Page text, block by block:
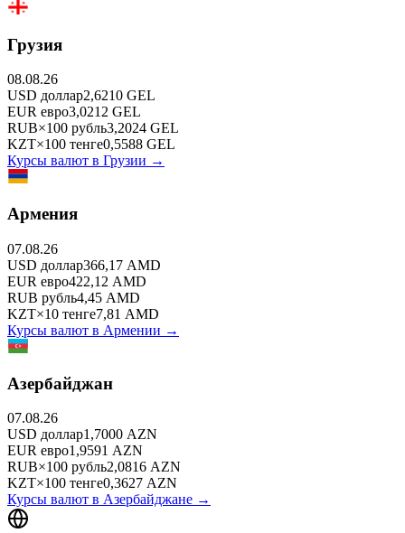
Грузия
08.08.26
USD доллар2,6210 GEL
EUR евро3,0212 GEL
RUB×100 рубль3,2024 GEL
KZT×100 тенге0,5588 GEL
Курсы валют в Грузии →
Армения
07.08.26
USD доллар366,17 AMD
EUR евро422,12 AMD
RUB рубль4,45 AMD
KZT×10 тенге7,81 AMD
Курсы валют в Армении →
Азербайджан
07.08.26
USD доллар1,7000 AZN
EUR евро1,9591 AZN
RUB×100 рубль2,0816 AZN
KZT×100 тенге0,3627 AZN
Курсы валют в Азербайджане →